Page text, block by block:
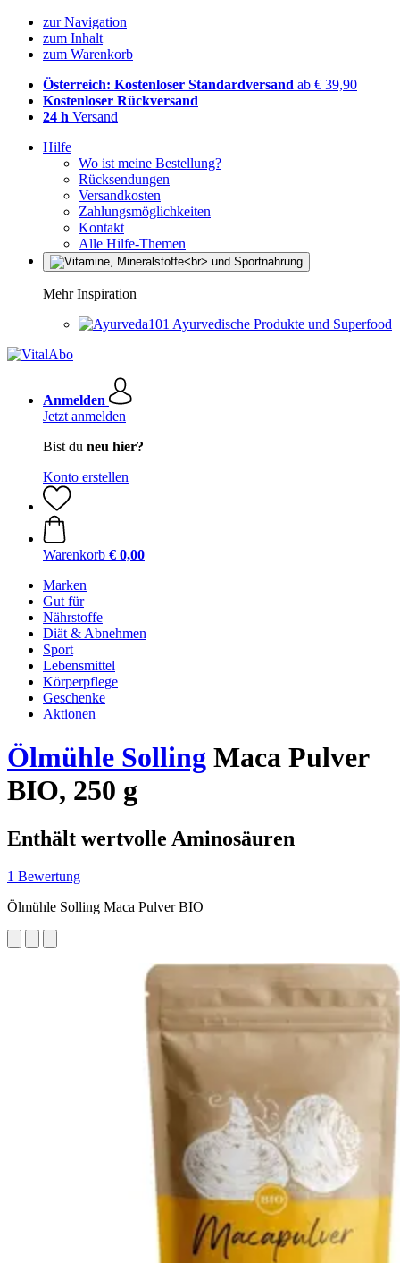
zur Navigation
zum Inhalt
zum Warenkorb
Österreich: Kostenloser Standardversand ab € 39,90
Kostenloser Rückversand
24 h Versand
Hilfe
Wo ist meine Bestellung?
Rücksendungen
Versandkosten
Zahlungsmöglichkeiten
Kontakt
Alle Hilfe-Themen
Mehr Inspiration
Ayurvedische Produkte und Superfood
Anmelden
Jetzt anmelden
Bist du neu hier?
Konto erstellen
Warenkorb € 0,00
Marken
Gut für
Nährstoffe
Diät & Abnehmen
Sport
Lebensmittel
Körperpflege
Geschenke
Aktionen
Ölmühle Solling Maca Pulver
BIO, 250 g
Enthält wertvolle Aminosäuren
1 Bewertung
Ölmühle Solling Maca Pulver BIO